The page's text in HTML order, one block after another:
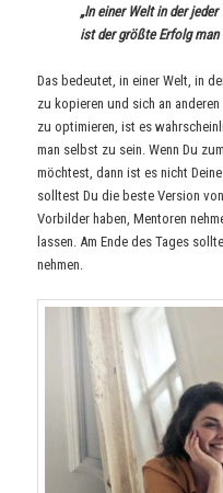
„In einer Welt in der
ist der größte Erfolg man
Das bedeutet, in einer Welt, in
zu kopieren und sich an
zu optimieren, ist es
man selbst zu sein. Wenn Du
möchtest, dann ist es nicht
solltest Du die beste Version
Vorbilder haben, Mentoren
lassen. Am Ende des Tages
nehmen.